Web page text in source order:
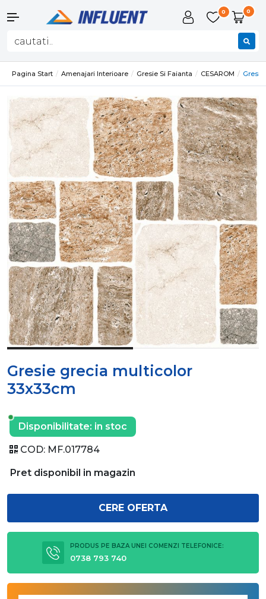
0 0
Pagina Start Amenajari Interioare Gresie Si Faianta CESAROM
Gresie grecia multicolor
33x33cm
Disponibilitate: in stoc
COD: MF.017784
Pret disponibil in magazin
CERE OFERTA
PRODUS PE BAZA UNEI COMENZI TELEFONICE:
0738 793 740